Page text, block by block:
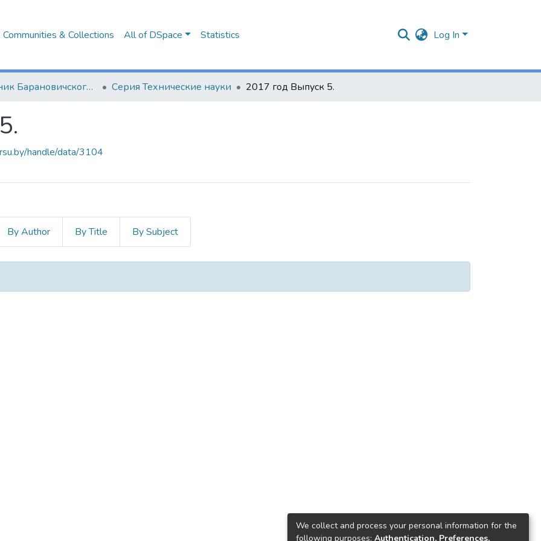
Communities & Collections All of DSpace Statistics Log In
Вестник Барановичского государственного университета Серия Технические науки 2017 год Выпуск 5.
handle/data/3104
By Author By Title By Subject
We collect and process your personal information for the
following purposes: Authentication, Preferences,